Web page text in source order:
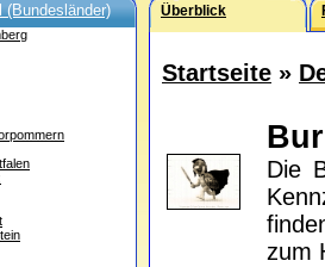
(Bundesländer) Überblick
Startseite »
Die
zum